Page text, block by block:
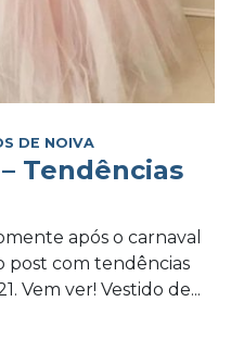
DE NOIVA
Tendências
após o carnaval
post com tendências
Vem ver! Vestido de...